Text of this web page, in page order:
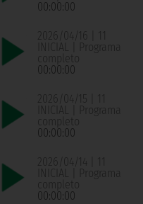
00:00:00
2026/04/16 | 11
INICIAL | Programa
completo
00:00:00
2026/04/15 | 11
INICIAL | Programa
completo
00:00:00
2026/04/14 | 11
INICIAL | Programa
completo
00:00:00